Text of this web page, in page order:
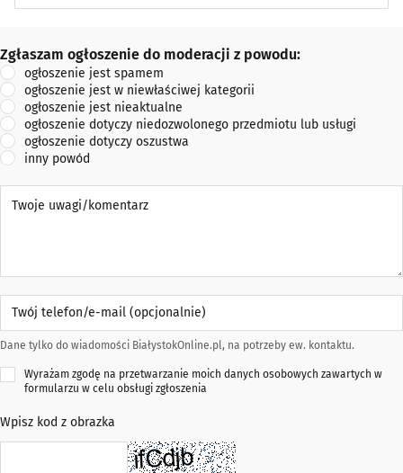
Zgłaszam ogłoszenie do moderacji z powodu:
Zgłaszam ogłoszenie do moderacji z powodu:
ogłoszenie jest spamem
ogłoszenie jest w niewłaściwej kategorii
ogłoszenie jest nieaktualne
ogłoszenie dotyczy niedozwolonego przedmiotu lub usługi
ogłoszenie dotyczy oszustwa
inny powód
Twój telefon/e-mail (opcjonalnie)
Dane tylko do wiadomości BiałystokOnline.pl, na potrzeby ew. kontaktu.
Wyrażam zgodę na przetwarzanie moich danych osobowych zawartych w
formularzu w celu obsługi zgłoszenia
Wpisz kod z obrazka